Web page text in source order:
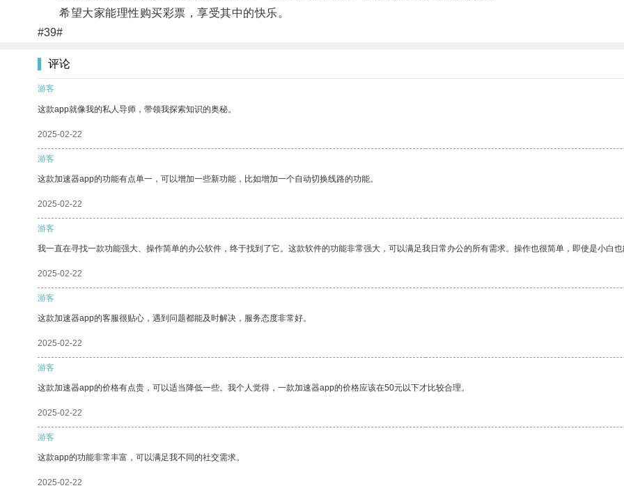
希望大家能理性购买彩票，享受其中的快乐。
#39#
评论
游客
这款app就像我的私人导师，带领我探索知识的奥秘。
2025-02-22
游客
这款加速器app的功能有点单一，可以增加一些新功能，比如增加一个自动切换线路的功能。
2025-02-22
游客
我一直在寻找一款功能强大、操作简单的办公软件，终于找到了它。这款软件的功能非常强大，可以满足我日常办公的所有需求。操作也很简单，即使是小白也
2025-02-22
游客
这款加速器app的客服很贴心，遇到问题都能及时解决，服务态度非常好。
2025-02-22
游客
这款加速器app的价格有点贵，可以适当降低一些。我个人觉得，一款加速器app的价格应该在50元以下才比较合理。
2025-02-22
游客
这款app的功能非常丰富，可以满足我不同的社交需求。
2025-02-22